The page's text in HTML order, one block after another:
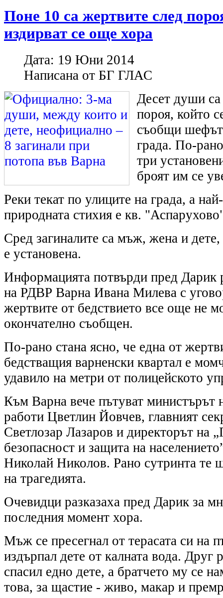
Поне 10 са жертвите след
издирват се още хора
Дата: 19 Юни 2014
Написана от БГ ГЛАС
Десет души са
пороя, който
съобщи
града. По-
три
броят им се
Реки текат по улиците на града, а
природната стихия е кв.
Сред загиналите са мъж, жена и
е установена.
Информацията потвърди пред Дарик
на РДВР Варна Ивана Милева с
жертвите от бедствието все още не
окончателно съобщен.
По-рано стана ясно, че една от
бедстващия варненски квартал е
удавило на метри от полицейското
Към Варна вече пътуват министърът
работи Цветлин Йовчев, главният
Светлозар Лазаров и директорът на
безопасност и защита на
Николай Николов. Рано сутринта те
на трагедията.
Очевидци разказаха пред Дарик за
последния момент хора.
Мъж се пресегнал от терасата си на
издърпал дете от калната вода. Друг
спасил едно дете, а братчето му се
това, за щастие - живо, макар и